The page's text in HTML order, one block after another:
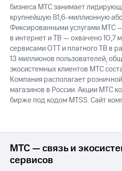
бизнеса МТС занимает
крупнейшую 81,6-миллионную
Фиксированными услугами МТС
в интернет и ТВ — охвачено 10,7
сервисами OTT и платного ТВ в
13 миллионов пользователей,
экосистемных клиентов МТС
Компания располагает
магазинов в России. Акции МТС
бирже под кодом MTSS. Сайт
МТС — связь и
сервисов